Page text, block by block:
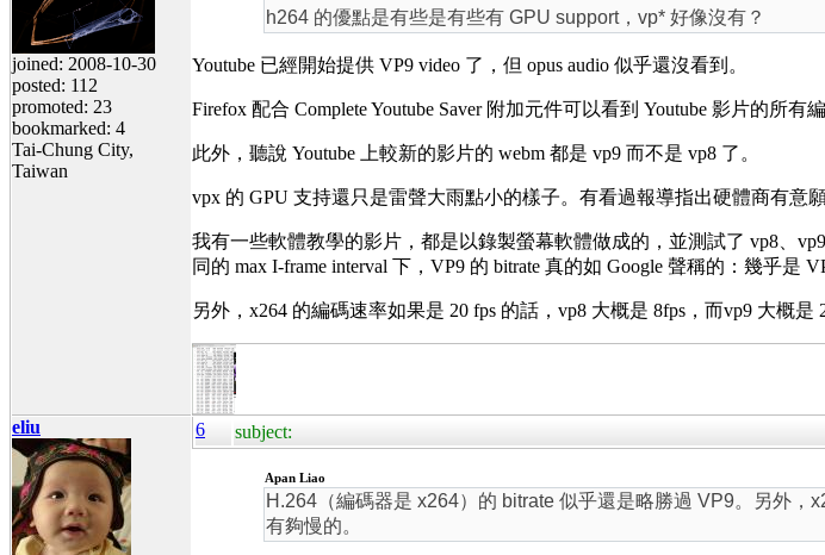
joined: 2008-10-30
posted: 112
promoted: 23
bookmarked: 4
Tai-Chung City,
Taiwan
h264 的優點是有些是有些有 GPU support，vp* 好像沒有？
Youtube 已經開始提供 VP9 video 了，但 opus audio 似乎還沒看到。
Firefox 配合 Complete Youtube Saver 附加元件可以看到 Youtube 影片的所
此外，聽說 Youtube 上較新的影片的 webm 都是 vp9 而不是 vp8 了。
vpx 的 GPU 支持還只是雷聲大雨點小的樣子。有看過報導指出硬體商有意
我有一些軟體教學的影片，都是以錄製螢幕軟體做成的，並測試了 vp8、
同的 max I-frame interval 下，VP9 的 bitrate 真的如 Google 聲稱的：幾乎是
另外，x264 的編碼速率如果是 20 fps 的話，vp8 大概是 8fps，而vp9 大概
eliu 6 subject:
Apan Liao
H.264（編碼器是 x264）的 bitrate 似乎還是略勝過 VP9。另外
有夠慢的。